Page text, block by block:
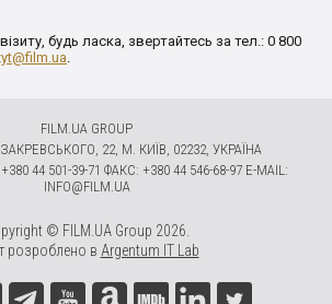
будь ласка, звертайтесь за тел.: 0 800
.
FILM.UA GROUP
22, М. КИЇВ, 02232, УКРАЇНА
44 501-39-71 ФАКС: +380 44 546-68-97 E-MAIL:
INFO@FILM.UA
© FILM.UA Group 2026.
розроблено в Argentum IT Lab